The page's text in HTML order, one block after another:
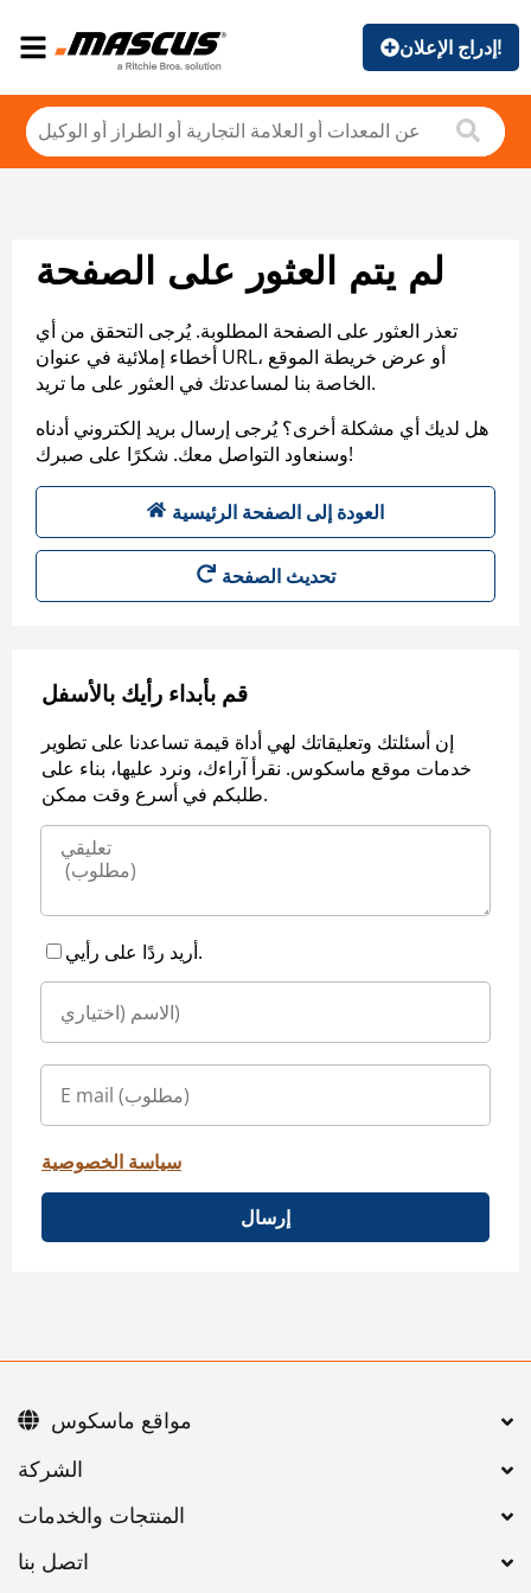
إدراج الإعلان!
لم يتم العثور على الصفحة
تعذر العثور على الصفحة المطلوبة. يُرجى التحقق من أي
أخطاء إملائية في عنوان URL، أو عرض خريطة الموقع
الخاصة بنا لمساعدتك في العثور على ما تريد.
هل لديك أي مشكلة أخرى؟ يُرجى إرسال بريد إلكتروني أدناه
وسنعاود التواصل معك. شكرًا على صبرك!
العودة إلى الصفحة الرئيسية
تحديث الصفحة
قم بأبداء رأيك بالأسفل
إن أسئلتك وتعليقاتك لهي أداة قيمة تساعدنا على تطوير
خدمات موقع ماسكوس. نقرأ آراءك، ونرد عليها، بناء على
طلبكم في أسرع وقت ممكن.
أريد ردًا على رأيي.
سياسة الخصوصية
إرسال
اتصل بنا
مواقع ماسكوس